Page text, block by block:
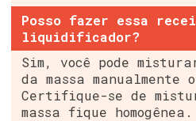
Posso fazer essa
liquidificador?
Sim, você pode
da massa manualmente
Certifique-se de
massa fique homogênea.